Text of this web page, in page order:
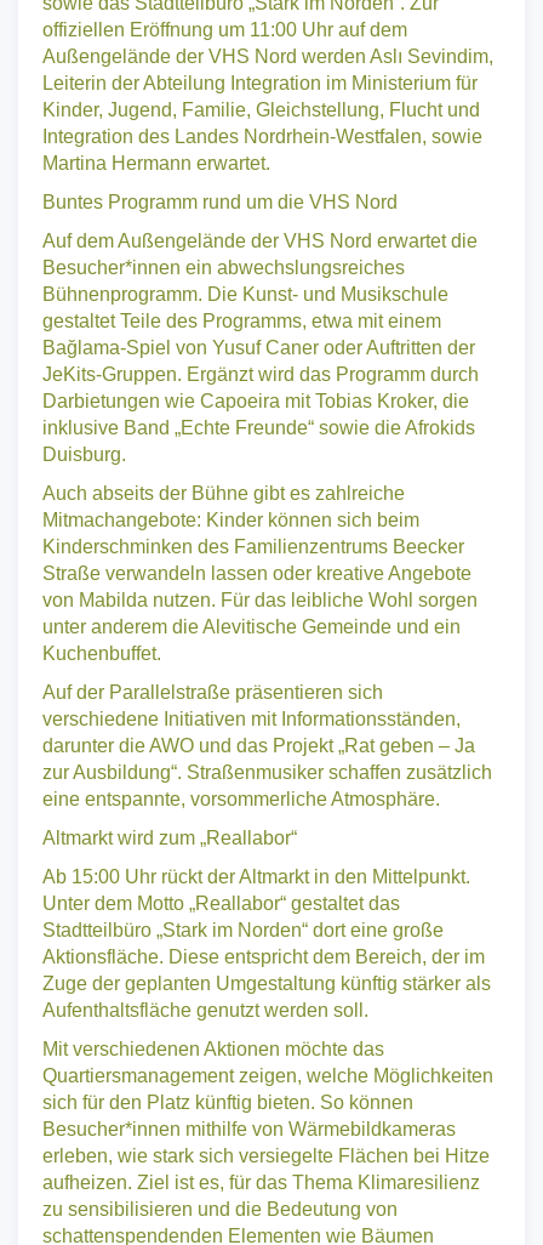
Aktiv e.V., die Sozialen Dienste Marxloh, die AWO
sowie das Stadtteilbüro „Stark im Norden“. Zur
offiziellen Eröffnung um 11:00 Uhr auf dem
Außengelände der VHS Nord werden Aslı Sevindim,
Leiterin der Abteilung Integration im Ministerium für
Kinder, Jugend, Familie, Gleichstellung, Flucht und
Integration des Landes Nordrhein-Westfalen, sowie
Martina Hermann erwartet.
Buntes Programm rund um die VHS Nord
Auf dem Außengelände der VHS Nord erwartet die
Besucher*innen ein abwechslungsreiches
Bühnenprogramm. Die Kunst- und Musikschule
gestaltet Teile des Programms, etwa mit einem
Bağlama-Spiel von Yusuf Caner oder Auftritten der
JeKits-Gruppen. Ergänzt wird das Programm durch
Darbietungen wie Capoeira mit Tobias Kroker, die
inklusive Band „Echte Freunde“ sowie die Afrokids
Duisburg.
Auch abseits der Bühne gibt es zahlreiche
Mitmachangebote: Kinder können sich beim
Kinderschminken des Familienzentrums Beecker
Straße verwandeln lassen oder kreative Angebote
von Mabilda nutzen. Für das leibliche Wohl sorgen
unter anderem die Alevitische Gemeinde und ein
Kuchenbuffet.
Auf der Parallelstraße präsentieren sich
verschiedene Initiativen mit Informationsständen,
darunter die AWO und das Projekt „Rat geben – Ja
zur Ausbildung“. Straßenmusiker schaffen zusätzlich
eine entspannte, vorsommerliche Atmosphäre.
Altmarkt wird zum „Reallabor“
Ab 15:00 Uhr rückt der Altmarkt in den Mittelpunkt.
Unter dem Motto „Reallabor“ gestaltet das
Stadtteilbüro „Stark im Norden“ dort eine große
Aktionsfläche. Diese entspricht dem Bereich, der im
Zuge der geplanten Umgestaltung künftig stärker als
Aufenthaltsfläche genutzt werden soll.
Mit verschiedenen Aktionen möchte das
Quartiersmanagement zeigen, welche Möglichkeiten
sich für den Platz künftig bieten. So können
Besucher*innen mithilfe von Wärmebildkameras
erleben, wie stark sich versiegelte Flächen bei Hitze
aufheizen. Ziel ist es, für das Thema Klimaresilienz